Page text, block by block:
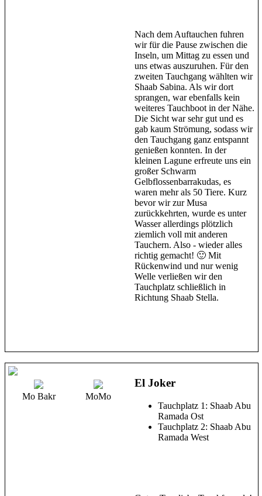
Nach dem Auftauchen fuhren
wir für die Pause zwischen die
Inseln, um Mittag zu essen und
uns etwas auszuruhen. Für den
zweiten Tauchgang wählten wir
Shaab Sabina. Als wir dort
sprangen, war ebenfalls kein
weiteres Tauchboot in der Nähe.
Die Sicht war sehr gut und es
gab kaum Strömung, sodass wir
den Tauchgang ganz entspannt
genießen konnten. In der
kleinen Lagune erfreute uns ein
großer Schwarm
Gelbflossenbarrakudas, es
waren mehr als 50 Tiere. Kurz
bevor wir zur Musa
zurückkehrten, wurde es unter
Wasser allerdings plötzlich
ziemlich voll mit anderen
Tauchern. Also - wieder alles
richtig gemacht! 🙂 Mit
Rückenwind und nur wenig
Welle verließen wir den
Tauchplatz schließlich in
Richtung Shaab Stella.
Mo Bakr MoMo
El Joker
Tauchplatz 1: Shaab Abu
Ramada Ost
Tauchplatz 2: Shaab Abu
Ramada West